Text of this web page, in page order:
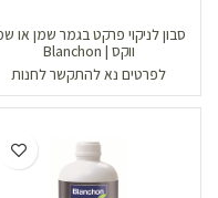
סבון לניקוי פרקט בגמר שמן או
ווקס | Blanchon
לפרטים נא להתקשר לחנות